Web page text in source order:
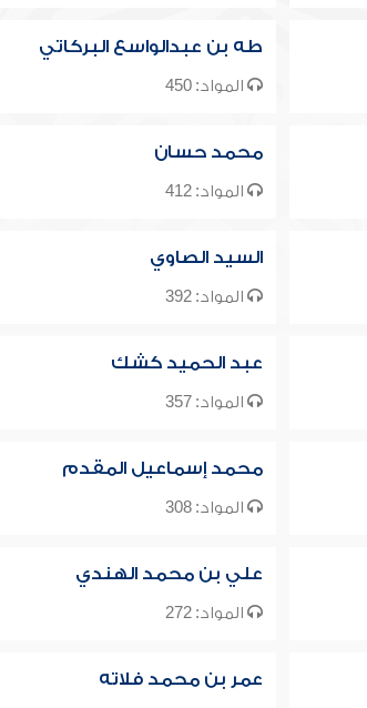
طه بن عبدالواسع البركاتي
المواد: 450
محمد حسان
المواد: 412
السيد الصاوي
المواد: 392
عبد الحميد كشك
المواد: 357
محمد إسماعيل المقدم
المواد: 308
علي بن محمد الهندي
المواد: 272
عمر بن محمد فلاته